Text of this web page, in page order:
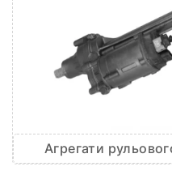
Агрегати